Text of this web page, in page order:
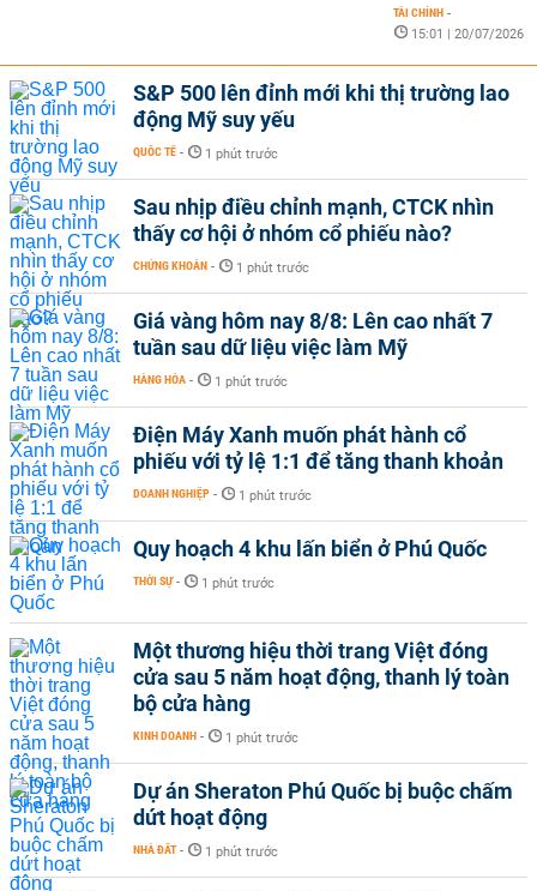
TÀI CHÍNH -
15:01 | 20/07/2026
S&P 500 lên đỉnh mới khi thị trường lao
động Mỹ suy yếu
QUỐC TẾ - 1 phút trước
Sau nhịp điều chỉnh mạnh, CTCK nhìn
thấy cơ hội ở nhóm cổ phiếu nào?
CHỨNG KHOÁN - 1 phút trước
Giá vàng hôm nay 8/8: Lên cao nhất 7
tuần sau dữ liệu việc làm Mỹ
HÀNG HÓA - 1 phút trước
Điện Máy Xanh muốn phát hành cổ
phiếu với tỷ lệ 1:1 để tăng thanh khoản
DOANH NGHIỆP - 1 phút trước
Quy hoạch 4 khu lấn biển ở Phú Quốc
THỜI SỰ - 1 phút trước
Một thương hiệu thời trang Việt đóng
cửa sau 5 năm hoạt động, thanh lý toàn
bộ cửa hàng
KINH DOANH - 1 phút trước
Dự án Sheraton Phú Quốc bị buộc chấm
dứt hoạt động
NHÀ ĐẤT - 1 phút trước